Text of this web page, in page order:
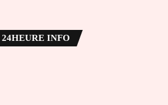
INFO